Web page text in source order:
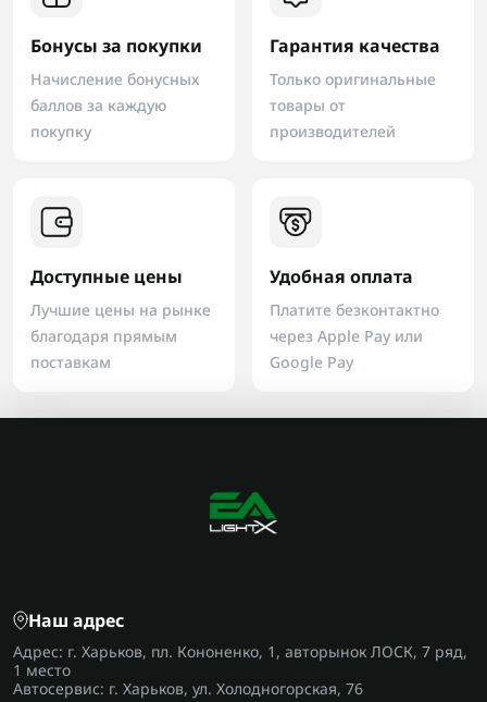
Бонусы за покупки
Начисление бонусных
баллов за каждую
покупку
Гарантия качества
Только оригинальные
товары от
производителей
Доступные цены
Лучшие цены на рынке
благодаря прямым
поставкам
Удобная оплата
Платите безконтактно
через Apple Pay или
Google Pay
Наш адрес
Адрес: г. Харьков, пл. Кононенко, 1, авторынок ЛОСК, 7 ряд,
1 место
Автосервис: г. Харьков, ул. Холодногорская, 76